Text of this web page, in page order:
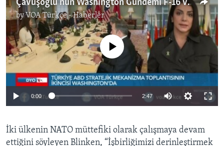
Çavuşoğlu'nun Washington Gündemi F-16 ve NATO
byVOA Türkçe - Haberler
No media source currently available
0:00 2:47
İki ülkenin NATO müttefiki olarak çalışmaya devam
ettiğini söyleyen Blinken, “İşbirliğimizi derinleştirmek